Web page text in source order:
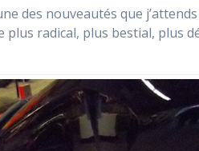
des nouveautés que
plus radical, plus bestial, plus